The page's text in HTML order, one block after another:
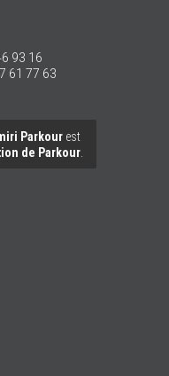
93 16
61 77 63
Parkourest
de Parkour.